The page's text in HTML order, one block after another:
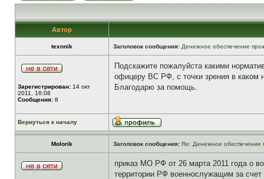
Автор
texnnik Заголовок сообщения: Денежное обеспечение
Зарегистрирован: 14 окт
2011, 16:08
Сообщения: 8
Подскажите пожалуйста какими
офицеру ВС РФ, с точки зрения в каком
Благодарю за помощь.
Вернуться к началу
Molorik Заголовок сообщения: Re: Денежное обеспечение
приказ МО РФ от 26 марта 2011 года о
территории РФ военнослужащим за